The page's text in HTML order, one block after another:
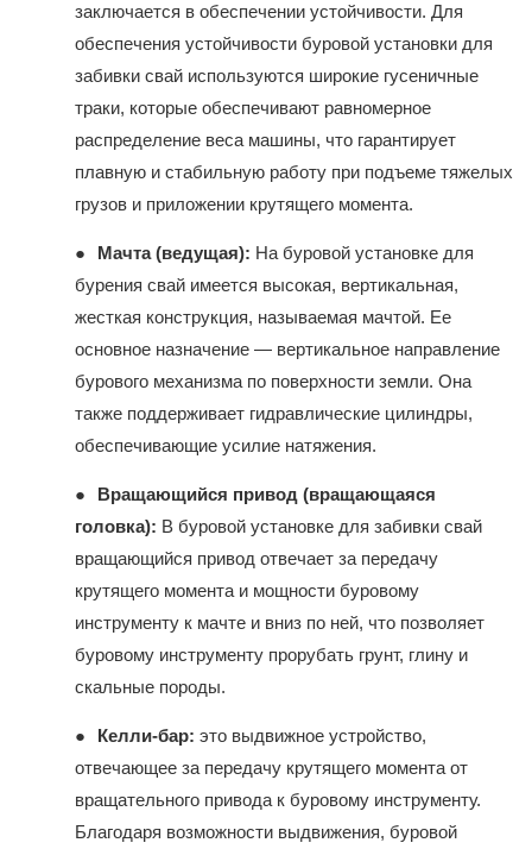
заключается в обеспечении устойчивости. Для
обеспечения устойчивости буровой установки для
забивки свай используются широкие гусеничные
траки, которые обеспечивают равномерное
распределение веса машины, что гарантирует
плавную и стабильную работу при подъеме тяжелых
грузов и приложении крутящего момента.
● Мачта (ведущая): На буровой установке для
бурения свай имеется высокая, вертикальная,
жесткая конструкция, называемая мачтой. Ее
основное назначение — вертикальное направление
бурового механизма по поверхности земли. Она
также поддерживает гидравлические цилиндры,
обеспечивающие усилие натяжения.
●
Вращающийся привод (вращающаяся
головка): В буровой установке для забивки свай
вращающийся привод отвечает за передачу
крутящего момента и мощности буровому
инструменту к мачте и вниз по ней, что позволяет
буровому инструменту прорубать грунт, глину и
скальные породы.
● Келли-бар: это выдвижное устройство,
отвечающее за передачу крутящего момента от
вращательного привода к буровому инструменту.
Благодаря возможности выдвижения, буровой